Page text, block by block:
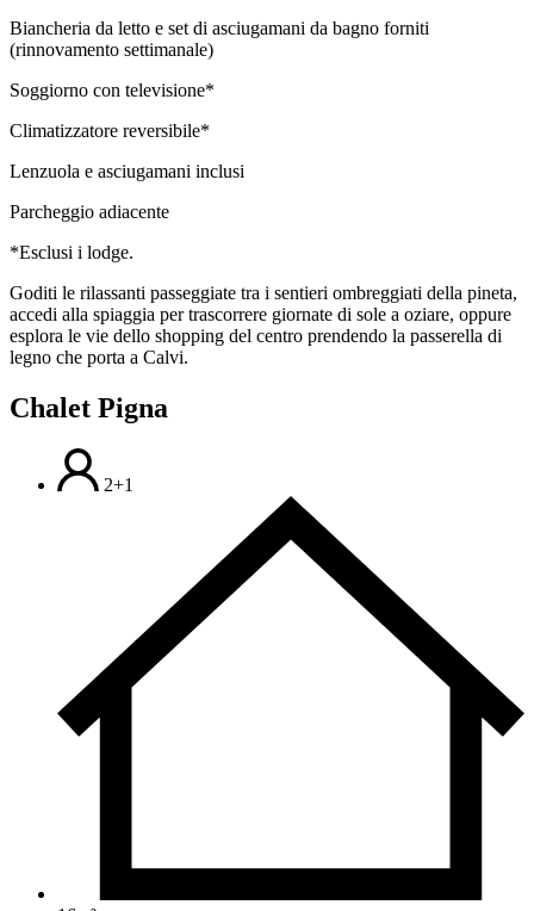
Biancheria da letto e set di asciugamani da bagno forniti
(rinnovamento settimanale)
Soggiorno con televisione*
Climatizzatore reversibile*
Lenzuola e asciugamani inclusi
Parcheggio adiacente
*Esclusi i lodge.
Goditi le rilassanti passeggiate tra i sentieri ombreggiati della pineta,
accedi alla spiaggia per trascorrere giornate di sole a oziare, oppure
esplora le vie dello shopping del centro prendendo la passerella di
legno che porta a Calvi.
Chalet Pigna
2+1